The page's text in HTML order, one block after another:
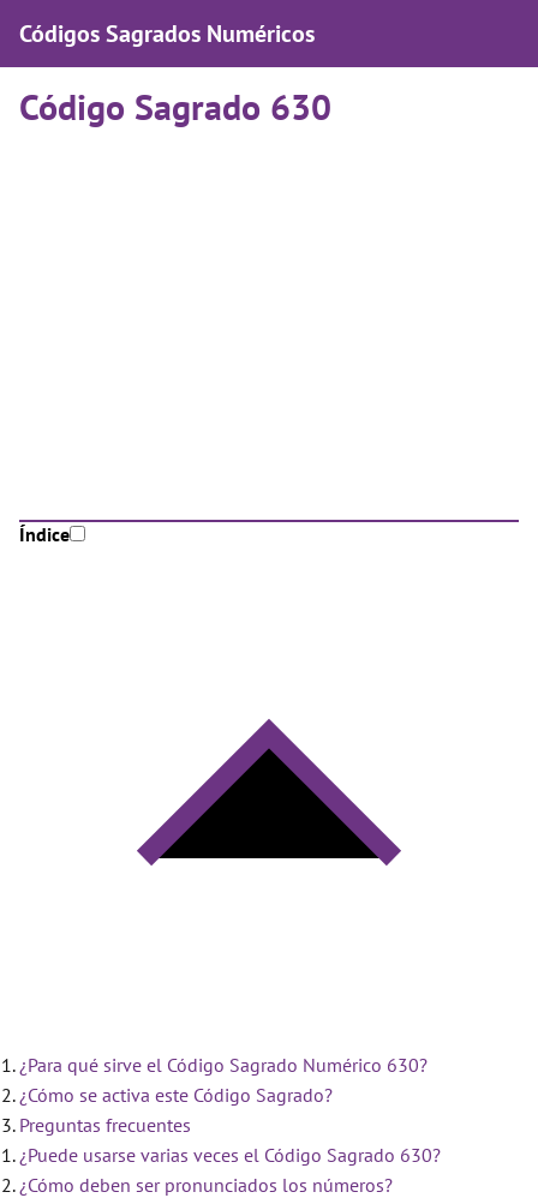
Códigos Sagrados Numéricos
Código Sagrado 630
Índice
¿Para qué sirve el Código Sagrado Numérico 630?
¿Cómo se activa este Código Sagrado?
Preguntas frecuentes
¿Puede usarse varias veces el Código Sagrado 630?
¿Cómo deben ser pronunciados los números?